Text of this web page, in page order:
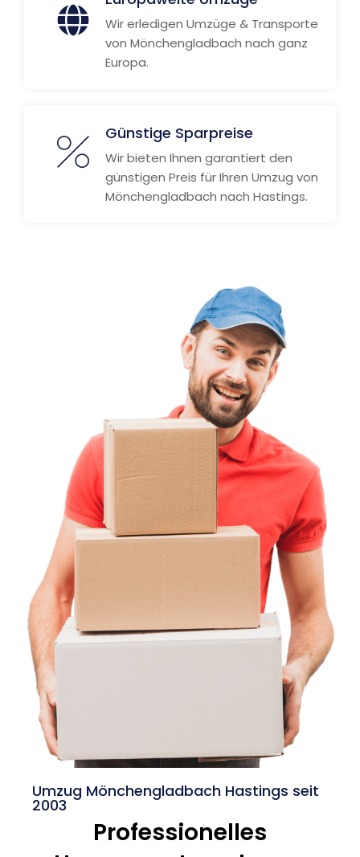
Wir erledigen Umzüge & Transporte
von Mönchengladbach nach ganz
Europa.
Günstige Sparpreise
Wir bieten Ihnen garantiert den
günstigen Preis für Ihren Umzug von
Mönchengladbach nach Hastings.
Umzug Mönchengladbach Hastings seit
2003
Professionelles